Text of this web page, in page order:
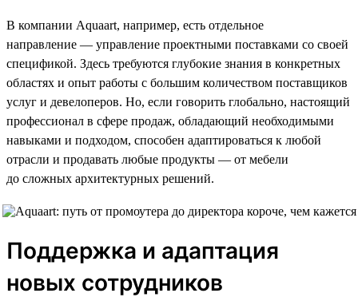
В компании Aquaart, например, есть отдельное
направление — управление проектными поставками со своей
спецификой. Здесь требуются глубокие знания в конкретных
областях и опыт работы с большим количеством поставщиков
услуг и девелоперов. Но, если говорить глобально, настоящий
профессионал в сфере продаж, обладающий необходимыми
навыками и подходом, способен адаптироваться к любой
отрасли и продавать любые продукты — от мебели
до сложных архитектурных решений.
Поддержка и адаптация
новых сотрудников